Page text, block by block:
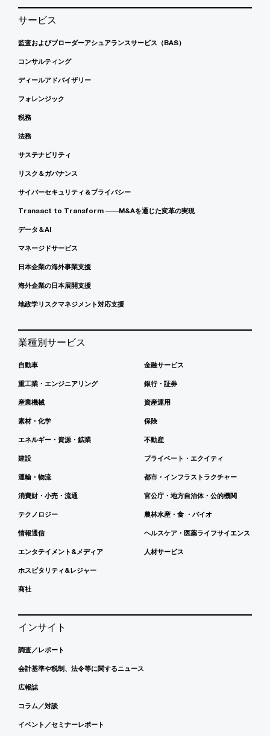
サービス
監査およびブローダーアシュアランスサービス（BAS）
コンサルティング
ディールアドバイザリー
フォレンジック
税務
法務
サステナビリティ
リスク＆ガバナンス
サイバーセキュリティ＆プライバシー
Transact to Transform ――M&Aを通じた変革の実現
データ＆AI
マネージドサービス
日本企業の海外事業支援
海外企業の日本展開支援
地政学リスクマネジメント対応支援
業種別サービス
自動車
重工業・エンジニアリング
産業機械
素材・化学
エネルギー・資源・鉱業
建設
運輸・物流
消費財・小売・流通
テクノロジー
情報通信
エンタテイメント&メディア
ホスピタリティ&レジャー
商社
金融サービス
銀行・証券
資産運用
保険
不動産
プライベート・エクイティ
都市・インフラストラクチャー
官公庁・地方自治体・公的機関
農林水産・食 ・バイオ
ヘルスケア・医薬ライフサイエンス
人材サービス
インサイト
調査／レポート
会計基準や税制、法令等に関するニュース
広報誌
コラム／対談
イベント／セミナーレポート